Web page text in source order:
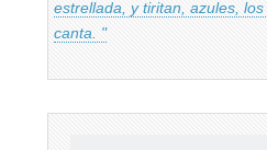
estrellada, y tiritan, azules,
canta. "